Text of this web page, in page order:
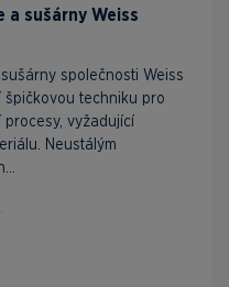
a sušárny Weiss
společnosti Weiss
techniku pro
vyžadující
Neustálým